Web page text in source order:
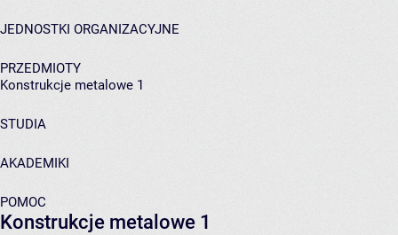
JEDNOSTKI ORGANIZACYJNE
PRZEDMIOTY
Konstrukcje metalowe 1
STUDIA
AKADEMIKI
POMOC
Konstrukcje metalowe 1